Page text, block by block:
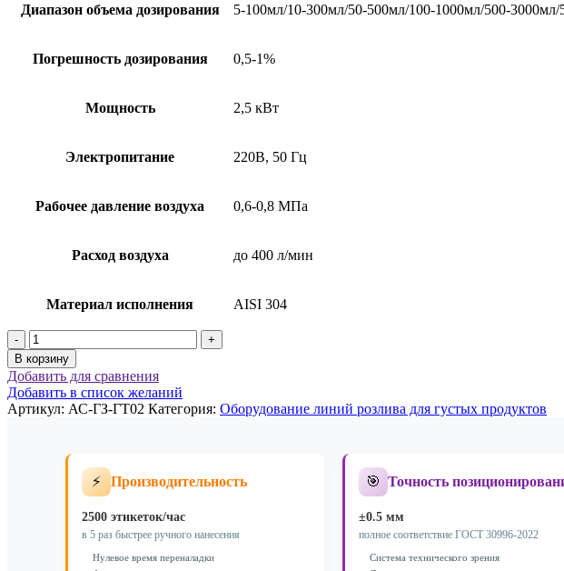
​Диапазон объема дозирования 5-100мл/10-300мл/50-500мл/100-1000мл/500-3000мл/
​Погрешность дозирования 0,5-1%
Мощность 2,5 кВт
Электропитание 220В, 50 Гц
​Рабочее давление воздуха 0,6-0,8 МПа
Расход воздуха до 400 л/мин
​​Материал исполнения AISI 304
Количество
товара
Автоматический
блок
розлива
на
наливателя
В корзину
Добавить для сравнения
Добавить в список желаний
Артикул: АС-ГЗ-ГТ02 Категория: Оборудование линий розлива для густых продуктов
⚡ Производительность
2500 этикеток/час
в 5 раз быстрее ручного нанесения
Нулевое время переналадки
🎯 Точность
±0.5 мм
полное соответствие ГОСТ 30996-2022
Система технического зрения